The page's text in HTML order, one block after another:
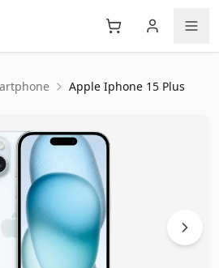
Apple Iphone 15 Plus